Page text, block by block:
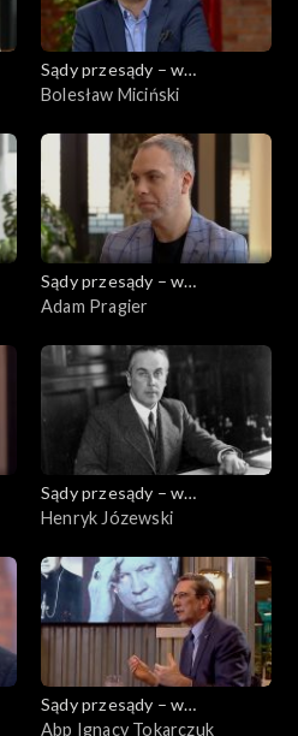
Sądy przesądy – w
powiększeniu
Bolesław Miciński
Sądy przesądy – w
powiększeniu
Adam Pragier
Sądy przesądy – w
powiększeniu
Henryk Józewski
Sądy przesądy – w
powiększeniu
Abp Ignacy Tokarczuk